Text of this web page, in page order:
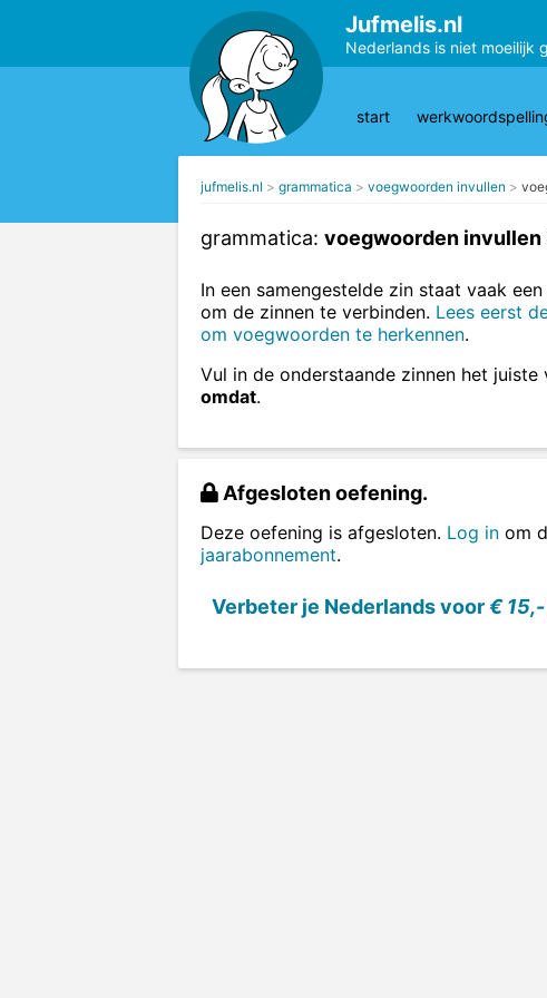
Jufmelis.nl
Nederlands is niet moeilijk
start
jufmelis.nl grammatica voegwoorden invullen
grammatica: voegwoorden invullen
In een samengestelde zin staat vaak
om de zinnen te verbinden. Lees eerst
om voegwoorden te herkennen.
Vul in de onderstaande zinnen het
omdat.
Afgesloten oefening.
Deze oefening is afgesloten. Log in om
jaarabonnement.
Verbeter je Nederlands voor€ 15,-